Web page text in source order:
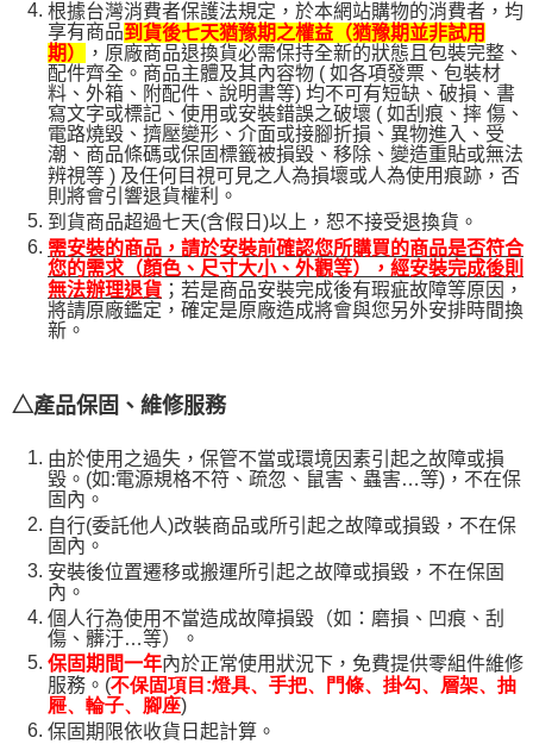
根據台灣消費者保護法規定，於本網站購物的消費者，均
享有商品到貨後七天猶豫期之權益（猶豫期並非試用
期）
，原廠商品退換貨必需保持全新的狀態且包裝完整、
配件齊全。商品主體及其內容物 ( 如各項發票、包裝材
料、外箱、附配件、說明書等) 均不可有短缺、破損、書
寫文字或標記、使用或安裝錯誤之破壞 ( 如刮痕、摔 傷、
電路燒毀、擠壓變形、介面或接腳折損、異物進入、受
潮、商品條碼或保固標籤被損毀、移除、變造重貼或無法
辨視等 ) 及任何目視可見之人為損壞或人為使用痕跡，否
則將會引響退貨權利。
到貨商品超過七天(含假日)以上，恕不接受退換貨。
需安裝的商品，請於安裝前確認您所購買的商品是否符合
您的需求（顏色、尺寸大小、外觀等），經安裝完成後則
無法辦理退貨 ；若是商品安裝完成後有瑕疵故障等原因，
將請原廠鑑定，確定是原廠造成將會與您另外安排時間換
新。
△產品保固、維修服務
由於使用之過失，保管不當或環境因素引起之故障或損
毀。(如:電源規格不符、疏忽、鼠害、蟲害…等)，不在保
固內。
自行(委託他人)改裝商品或所引起之故障或損毀，不在保
固內。
安裝後位置遷移或搬運所引起之故障或損毀，不在保固
內。
個人行為使用不當造成故障損毀（如：磨損、凹痕、刮
傷、髒汙…等）。
保固期間一年內於正常使用狀況下，免費提供零組件維修
服務。(不保固項目:燈具、手把、門條、掛勾、層架、抽
屜、輪子、腳座)
保固期限依收貨日起計算。